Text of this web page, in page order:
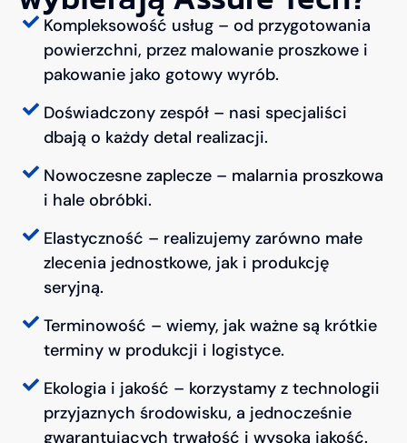
Kompleksowość usług – od przygotowania
powierzchni, przez malowanie proszkowe i
pakowanie jako gotowy wyrób.
Doświadczony zespół – nasi specjaliści
dbają o każdy detal realizacji.
Nowoczesne zaplecze – malarnia proszkowa
i hale obróbki.
Elastyczność – realizujemy zarówno małe
zlecenia jednostkowe, jak i produkcję
seryjną.
Terminowość – wiemy, jak ważne są krótkie
terminy w produkcji i logistyce.
Ekologia i jakość – korzystamy z technologii
przyjaznych środowisku, a jednocześnie
gwarantujących trwałość i wysoką jakość.